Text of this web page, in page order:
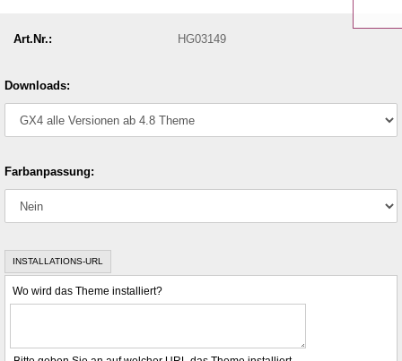
Art.Nr.: HG03149
Downloads:
Farbanpassung:
INSTALLATIONS-URL
Wo wird das Theme installiert?